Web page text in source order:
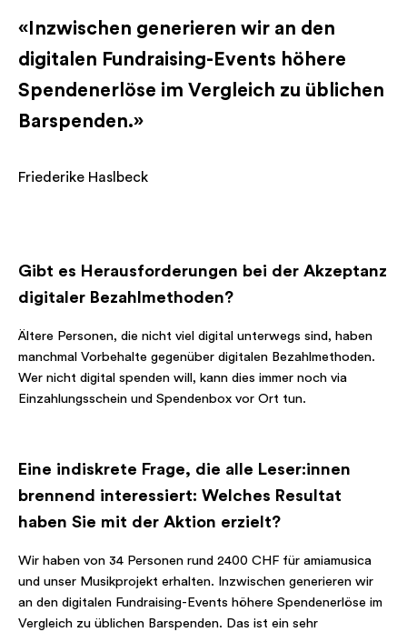
«Inzwischen generieren wir an den
digitalen Fundraising-Events höhere
Spendenerlöse im Vergleich zu üblichen
Barspenden.»
Friederike Haslbeck
Gibt es Herausforderungen bei der Akzeptanz
digitaler Bezahlmethoden?
Ältere Personen, die nicht viel digital unterwegs sind, haben
manchmal Vorbehalte gegenüber digitalen Bezahlmethoden.
Wer nicht digital spenden will, kann dies immer noch via
Einzahlungsschein und Spendenbox vor Ort tun.
Eine indiskrete Frage, die alle Leser:innen
brennend interessiert: Welches Resultat
haben Sie mit der Aktion erzielt?
Wir haben von 34 Personen rund 2400 CHF für amiamusica
und unser Musikprojekt erhalten. Inzwischen generieren wir
an den digitalen Fundraising-Events höhere Spendenerlöse im
Vergleich zu üblichen Barspenden. Das ist ein sehr